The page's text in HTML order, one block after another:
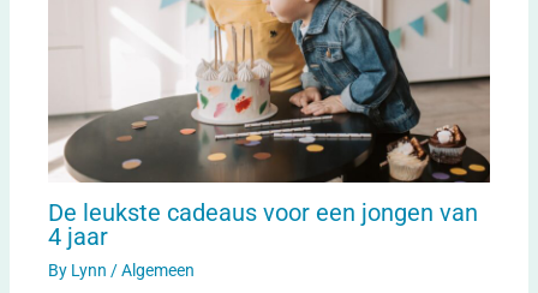
De leukste cadeaus voor een jongen van
4 jaar
By Lynn/Algemeen